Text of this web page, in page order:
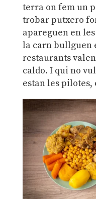
terra on fem un
trobar putxero
apareguen en
la carn bullguen
restaurants
caldo. I qui no
estan les pilotes,